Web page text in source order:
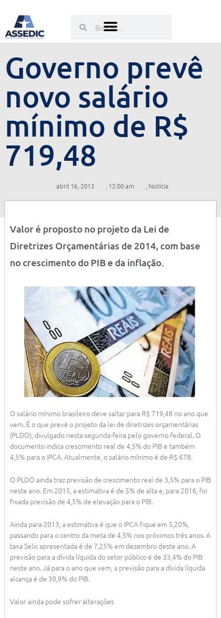
conteúdo
Pesquisar
Governo prevê
novo salário
mínimo de R$
719,48
abril 16, 2013 , 12:00 am , Notícia
Valor é proposto no projeto da Lei de
Diretrizes Orçamentárias de 2014, com base
no crescimento do PIB e da inflação.
O salário mínimo brasileiro deve saltar para R$ 719,48 no ano que
vem. É o que prevê o projeto da lei de diretrizes orçamentárias
(PLDO), divulgado nesta segunda-feira pelo governo federal. O
documento indica crescimento real de 4,5% do PIB e também
4,5% para o IPCA. Atualmente, o salário mínimo é de R$ 678.
O PLDO ainda traz previsão de crescimento real de 3,5% para o PIB
neste ano. Em 2015, a estimativa é de 5% de alta e, para 2016, foi
fixada previsão de 4,5% de elevação para o PIB.
Ainda para 2013, a estimativa é que o IPCA fique em 5,20%,
passando para o centro da meta de 4,5% nos próximos três anos. A
taxa Selic apresentada é de 7,25% em dezembro deste ano. A
previsão para a dívida líquida do setor público é de 33,4% do PIB
neste ano. Já para o ano que vem, a previsão para a dívida líquida
alcança é de 30,9% do PIB.
Valor ainda pode sofrer alterações